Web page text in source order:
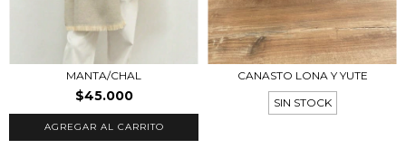
MANTA/CHAL
$45.000
CANASTO LONA Y YUTE
SIN STOCK